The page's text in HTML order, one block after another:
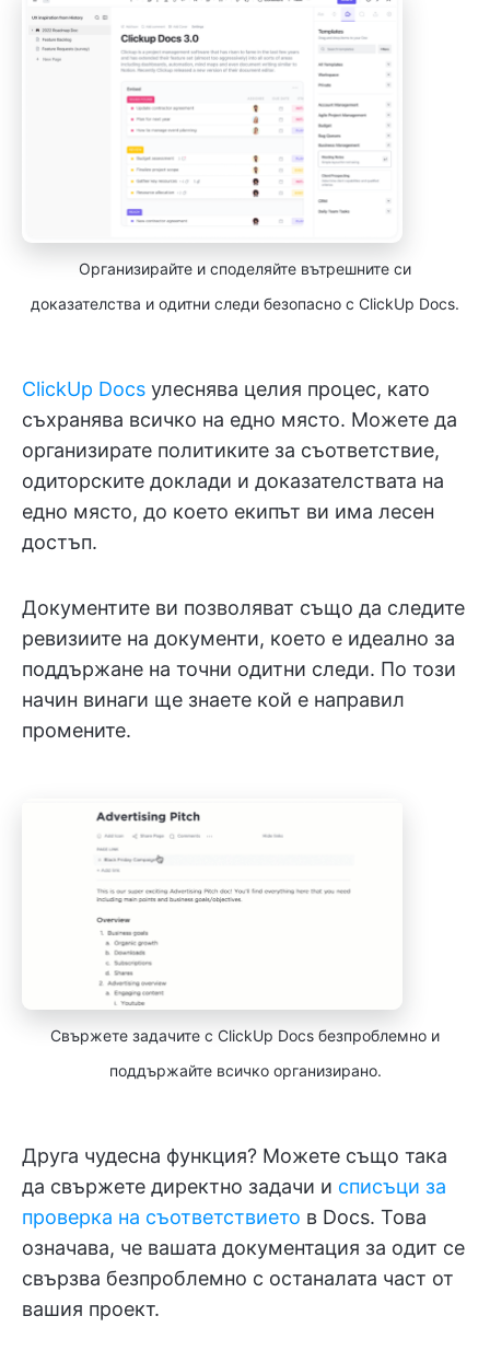
Организирайте и споделяйте вътрешните си
доказателства и одитни следи безопасно с ClickUp Docs.
ClickUp Docs улеснява целия процес, като
съхранява всичко на едно място. Можете да
организирате политиките за съответствие,
одиторските доклади и доказателствата на
едно място, до което екипът ви има лесен
достъп.
Документите ви позволяват също да следите
ревизиите на документи, което е идеално за
поддържане на точни одитни следи. По този
начин винаги ще знаете кой е направил
промените.
Свържете задачите с ClickUp Docs безпроблемно и
поддържайте всичко организирано.
Друга чудесна функция? Можете също така
да свържете директно задачи и списъци за
проверка на съответствието в Docs. Това
означава, че вашата документация за одит се
свързва безпроблемно с останалата част от
вашия проект.